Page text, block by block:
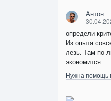
Антон
определи
Из опыта
лезь. Там по
экономится
Нужна помощь